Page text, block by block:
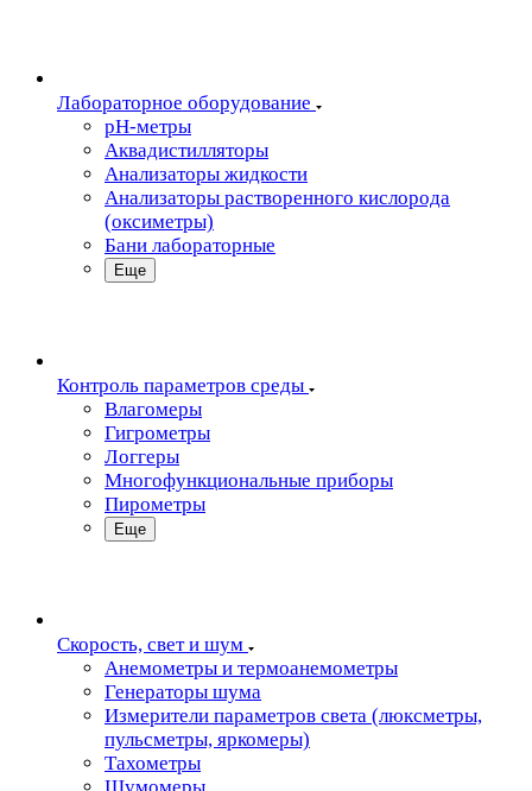
Лабораторное оборудование
pH-метры
Аквадистилляторы
Анализаторы жидкости
Анализаторы растворенного кислорода
(оксиметры)
Бани лабораторные
Еще
Контроль параметров среды
Влагомеры
Гигрометры
Логгеры
Многофункциональные приборы
Пирометры
Еще
Скорость, свет и шум
Анемометры и термоанемометры
Генераторы шума
Измерители параметров света (люксметры,
пульсметры, яркомеры)
Тахометры